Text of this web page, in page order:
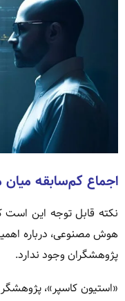
اجماع کم‌سابقه
نکته قابل توجه این است
هوش مصنوعی، درباره
پژوهشگران وجود ندارد.